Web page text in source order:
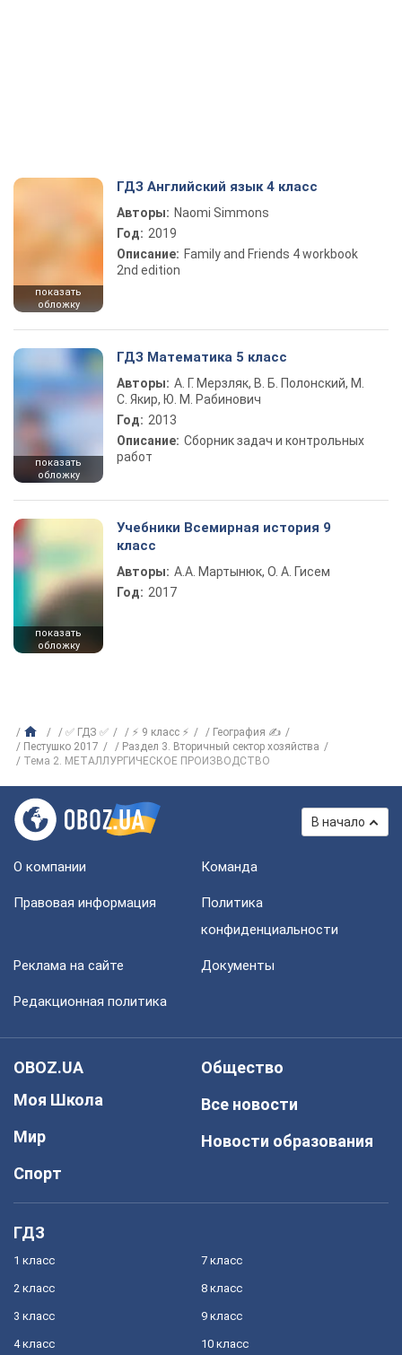
показать
обложку
ГДЗ Английский язык 4 класс
Авторы: Naomi Simmons
Год: 2019
Описание: Family and Friends 4 workbook
2nd edition
показать
обложку
ГДЗ Математика 5 класс
Авторы: А. Г. Мерзляк, В. Б. Полонский, М.
С. Якир, Ю. М. Рабинович
Год: 2013
Описание: Сборник задач и контрольных
работ
показать
обложку
Учебники Всемирная история 9
класс
Авторы: А.А. Мартынюк, О. А. Гисем
Год: 2017
✅ ГДЗ ✅ ⚡ 9 класс ⚡
География ✍
Пестушко 2017
Раздел 3. Вторичный сектор хозяйства
Тема 2. МЕТАЛЛУРГИЧЕСКОЕ ПРОИЗВОДСТВО
В начало
О компании Команда
Правовая информация
Политика
конфиденциальности
Реклама на сайте Документы
Редакционная политика
OBOZ.UA
Моя Школа
Мир
Спорт
Общество
Все новости
Новости образования
ГДЗ
1 класс
2 класс
3 класс
4 класс
7 класс
8 класс
9 класс
10 класс